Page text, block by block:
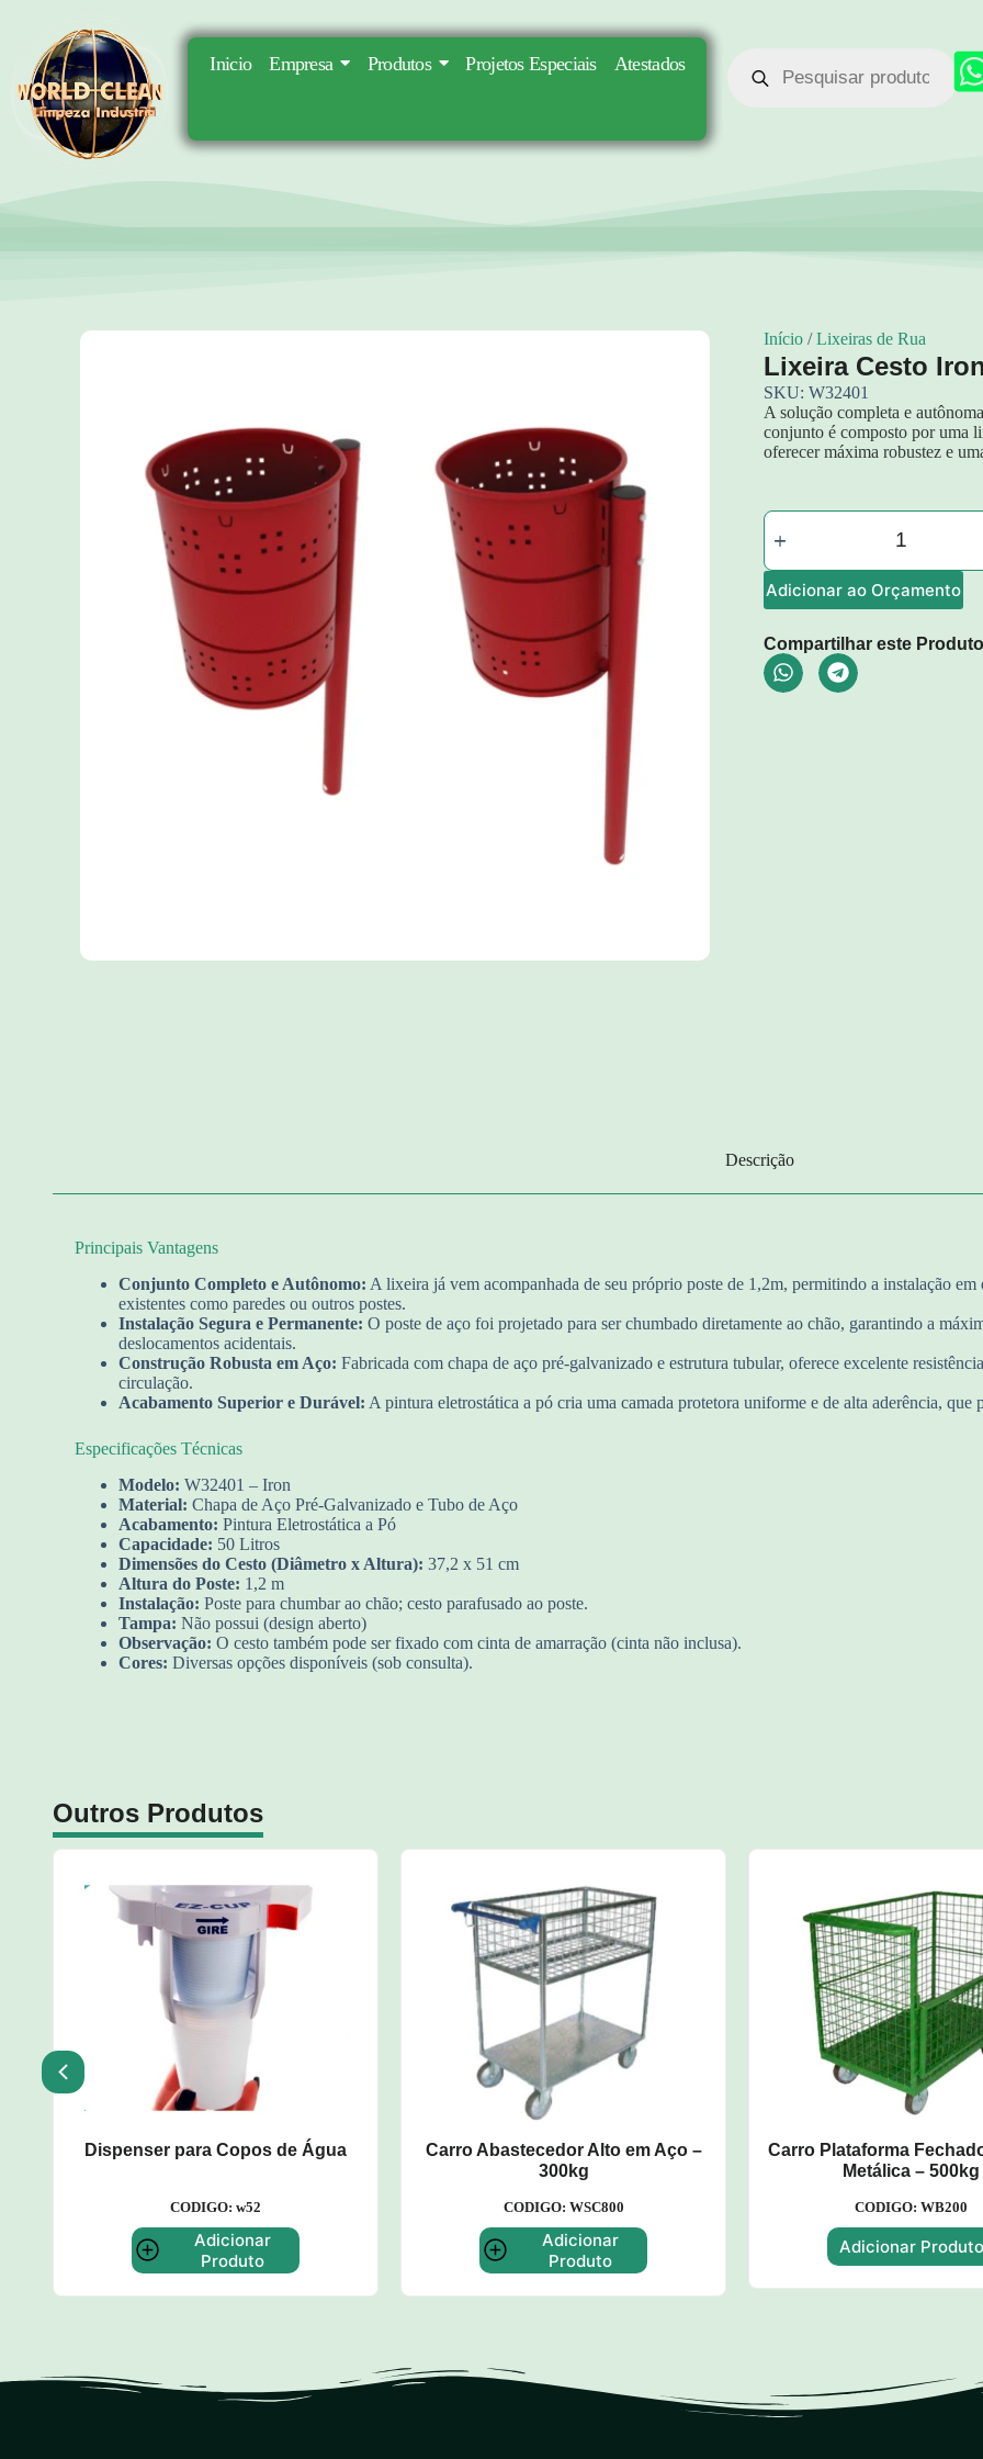
Inicio Empresa Produtos Projetos Especiais Atestados
Início /Lixeiras de Rua
Lixeira Cesto
SKU: W32401
A solução completa e
conjunto é composto por uma
oferecer máxima robustez e
Adicionar ao Orçamento
Compartilhar este
Descrição
Principais Vantagens
Conjunto Completo e Autônomo: A lixeira já vem acompanhada de seu próprio poste de 1,2m, permitindo a instalação
existentes como paredes ou outros postes.
Instalação Segura e Permanente: O poste de aço foi projetado para ser chumbado diretamente ao chão, garantindo a
deslocamentos acidentais.
Construção Robusta em Aço: Fabricada com chapa de aço pré-galvanizado e estrutura tubular, oferece excelente
circulação.
Acabamento Superior e Durável: A pintura eletrostática a pó cria uma camada protetora uniforme e de alta aderência,
Especificações Técnicas
Modelo: W32401 – Iron
Material: Chapa de Aço Pré-Galvanizado e Tubo de Aço
Acabamento: Pintura Eletrostática a Pó
Capacidade: 50 Litros
Dimensões do Cesto (Diâmetro x Altura): 37,2 x 51 cm
Altura do Poste: 1,2 m
Instalação: Poste para chumbar ao chão; cesto parafusado ao poste.
Tampa: Não possui (design aberto)
Observação: O cesto também pode ser fixado com cinta de amarração (cinta não inclusa).
Cores: Diversas opções disponíveis (sob consulta).
Outros Produtos
Dispenser para Copos de Água
CODIGO: w52
Adicionar
Produto
Carro Abastecedor Alto em Aço –
300kg
CODIGO: WSC800
Adicionar
Produto
Carro Plataforma
Metálica – 500kg
CODIGO: WB200
Adicionar Produto